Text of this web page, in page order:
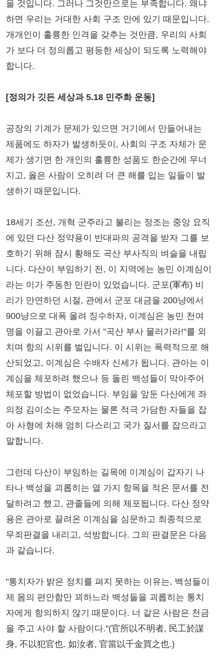
을 것입니다. 그러나 그것만으로는 부족합니다. 왜냐
하면 우리는 거대한 사회 구조 안에 있기 때문입니다.
개개인이 훌륭한 인격을 갖추는 것만큼, 우리의 사회
가 보다 더 정의롭고 평등한 세상이 되도록 노력해야
합니다.
[정의가 깃든 세상과 5.18 민주화 운동]
공장의 기계가 문제가 있으면 거기에서 만들어내는
제품에도 하자가 발생하듯이, 사회의 구조 자체가 문
제가 생기면 한 개인의 훌륭한 성품도 한순간에 무너
지고, 옳은 사람이 오히려 더 큰 해를 입는 일들이 발
생하기 때문입니다.
18세기 조선, 개혁 군주라고 불리는 정조는 중앙 요직
에 있던 다산 정약용이 반대파의 공격을 받자 그를 보
호하기 위해 잠시 황해도 곡산 부사직의 벼슬을 내립
니다. 다산이 부임하기 전, 이 지역에는 농민 이계심이
라는 이가 주동한 민란이 있었습니다. 군포(軍布) 비
리가 만연하던 시절, 관에서 군포 대금을 200냥에서
900냥으로 대폭 올려 징수하자, 이계심은 농민 천여
명을 이끌고 관아로 가서 "곡산 부사 물러가라!"를 외
치며 항의 시위를 벌입니다. 이 시위는 폭력적으로 해
산되었고, 이계심은 수배자 신세가 됩니다. 관아는 이
계심을 체포하려 했으나 등 돌린 백성들이 막아주어
체포할 방법이 없었습니다. 부임을 앞둔 다산에게 좌
의정 김이소는 주모자는 물론 적극 가담한 자들을 잡
아 사형에 처해 엄히 다스리고 국가 질서를 잡으라고
말합니다.
그런데 다산이 부임하는 길목에 이계심이 갑자기 나
타나 백성을 괴롭히는 열 가지 항목을 적은 문서를 전
달하려고 했고, 관졸들에 의해 체포됩니다. 다산 정약
용은 관아로 끌려온 이계심을 심문하고 최종적으로
무죄판결을 내리고, 석방합니다. 그의 판결문은 다음
과 같습니다.
"통치자가 밝은 정치를 펴지 못하는 이유는, 백성들이
제 몸의 편안함만 꾀하느라 백성들을 괴롭히는 통치
자에게 항의하지 않기 때문이다. 너 같은 사람은 천금
을 주고 사야 할 사람이다."(官所以不明者, 民工於謀
身, 不以犯官也. 如汝者, 官當以千金買之也.)